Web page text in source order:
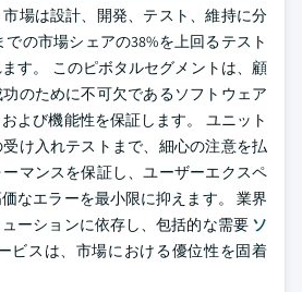
場は設計、開発、テスト、維持に分
での市場シェアの38%を上回るテスト
す。 このピボタルセグメントは、顧
のために不可欠であるソフトウェア
よび機能性を保証します。 ユニット
け入れテストまで、細心の注意を払
マンスを保証し、ユーザーエクスペ
なエラーを最小限に抑えます。 業界
ーションに依存し、包括的な需要 ソ
ビスは、市場における優位性を固着